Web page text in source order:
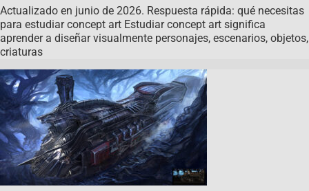
Actualizado en junio de 2026. Respuesta rápida: qué necesitas
para estudiar concept art Estudiar concept art significa
aprender a diseñar visualmente personajes, escenarios, objetos,
criaturas